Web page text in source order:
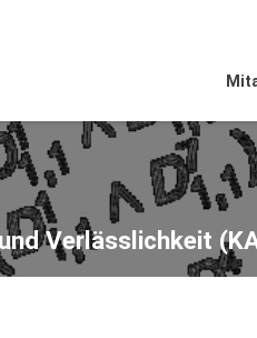
Verlässlichkeit